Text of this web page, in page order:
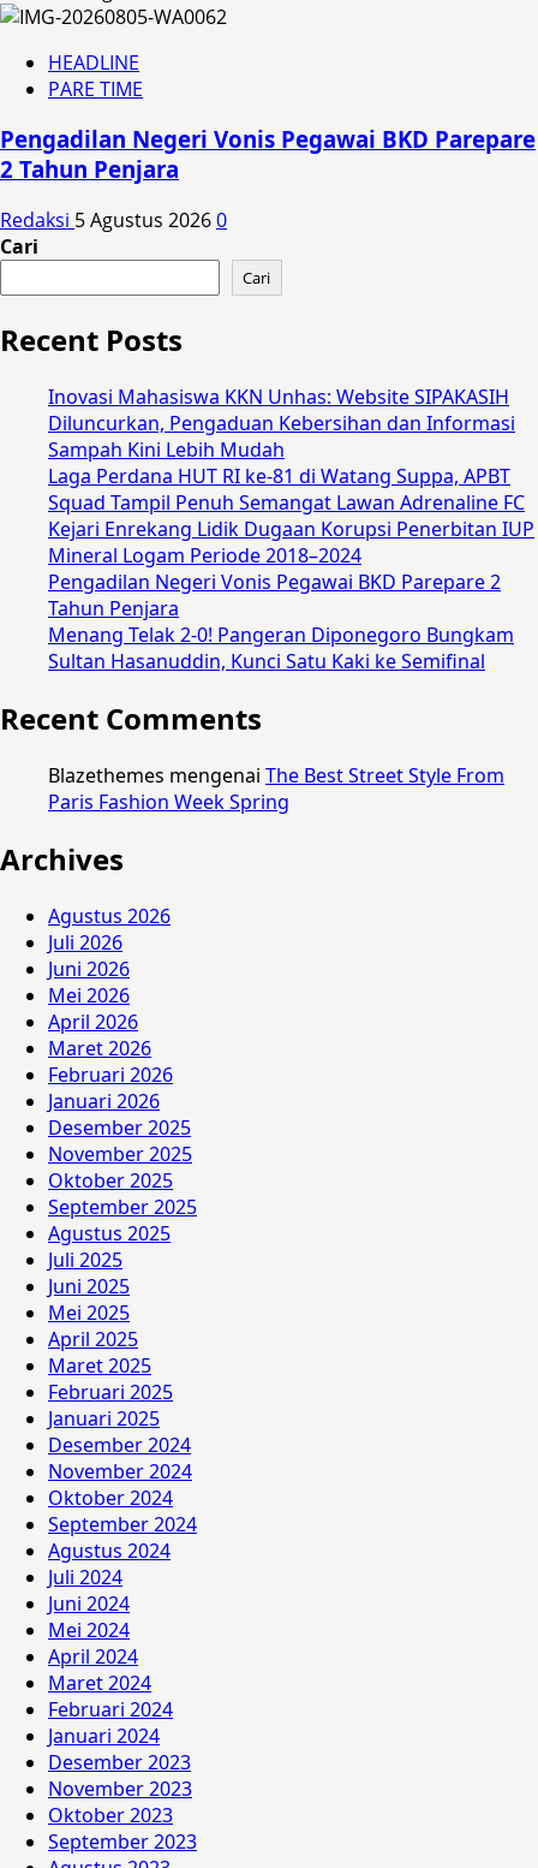
HEADLINE
PARE TIME
Pengadilan Negeri Vonis Pegawai BKD Parepare
2 Tahun Penjara
Redaksi 5 Agustus 20260
Cari
Cari
Recent Posts
Inovasi Mahasiswa KKN Unhas: Website SIPAKASIH
Diluncurkan, Pengaduan Kebersihan dan Informasi
Sampah Kini Lebih Mudah
Laga Perdana HUT RI ke-81 di Watang Suppa, APBT
Squad Tampil Penuh Semangat Lawan Adrenaline FC
Kejari Enrekang Lidik Dugaan Korupsi Penerbitan IUP
Mineral Logam Periode 2018–2024
Pengadilan Negeri Vonis Pegawai BKD Parepare 2
Tahun Penjara
Menang Telak 2-0! Pangeran Diponegoro Bungkam
Sultan Hasanuddin, Kunci Satu Kaki ke Semifinal
Recent Comments
Blazethemes mengenai The Best Street Style From
Paris Fashion Week Spring
Archives
Agustus 2026
Juli 2026
Juni 2026
Mei 2026
April 2026
Maret 2026
Februari 2026
Januari 2026
Desember 2025
November 2025
Oktober 2025
September 2025
Agustus 2025
Juli 2025
Juni 2025
Mei 2025
April 2025
Maret 2025
Februari 2025
Januari 2025
Desember 2024
November 2024
Oktober 2024
September 2024
Agustus 2024
Juli 2024
Juni 2024
Mei 2024
April 2024
Maret 2024
Februari 2024
Januari 2024
Desember 2023
November 2023
Oktober 2023
September 2023